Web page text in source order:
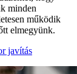
minden
működik
elmegyünk.
javítás